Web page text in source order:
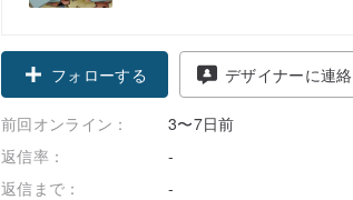
フォローする デザイナーに連絡
前回オンライン：
3〜7日前
返信率：
-
返信まで：
-